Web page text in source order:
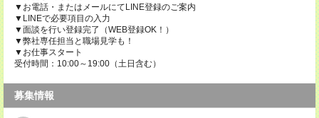
▼お電話・またはメールにてLINE登録のご案内
▼LINEで必要項目の入力
▼面談を行い登録完了（WEB登録OK！）
▼弊社専任担当と職場見学も！
▼お仕事スタート
受付時間：10:00～19:00（土日含む）
募集情報